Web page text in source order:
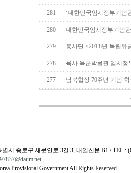
281 ‘대한민국임시정부기
280 대한민국임시정부기념
279 흥사단 <201.8년 독립
278 육사 육군박물관 임시
277 남북협상 70주년 기념
별시 종로구 새문안로 3길 3, 내일신문 B1 / TEL :
Provisional Government All Rights Reserved